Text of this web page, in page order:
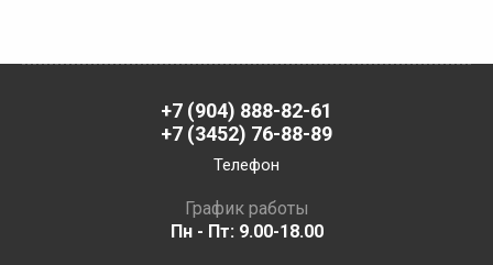
+7 (904) 888-82-61
+7 (3452) 76-88-89
Телефон
График работы
Пн - Пт: 9.00-18.00